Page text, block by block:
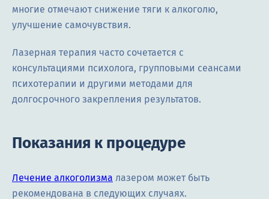
многие отмечают снижение тяги к алкоголю,
улучшение самочувствия.
Лазерная терапия часто сочетается с
консультациями психолога, групповыми сеансами
психотерапии и другими методами для
долгосрочного закрепления результатов.
Показания к процедуре
Лечение алкоголизма лазером может быть
рекомендована в следующих случаях.